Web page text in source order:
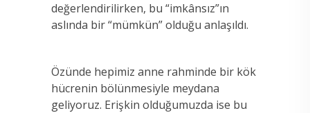
değerlendirilirken, bu “imkânsız”ın
aslında bir “mümkün” olduğu anlaşıldı.
Özünde hepimiz anne rahminde bir kök
hücrenin bölünmesiyle meydana
geliyoruz. Erişkin olduğumuzda ise bu